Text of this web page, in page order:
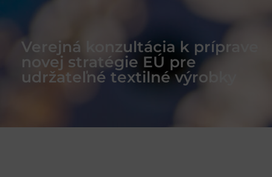
Verejná konzultácia k príprave
novej stratégie EÚ pre
udržateľné textilné výrobky